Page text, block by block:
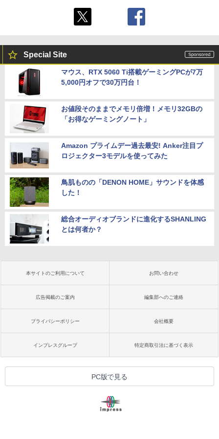
Special Site
マウス、RTX 5060 Ti搭載ゲーミングPCが7万
5,000円オフで30万円台！
お値段そのままでメモリ倍増！メモリ32GBの
「お得なゲーミングノート」
Amazon プライムデー過去最安! Anker注目プ
ロジェクター3モデルを使ってみた
鳥肌ものの「DENON HOME」サウンドを体感
した！
総合オーディオブランドに進化するSHANLING
とは何者か？
本サイトのご利用について お問い合わせ
広告掲載のご案内 編集部へのご連絡
プライバシーポリシー 会社概要
インプレスグループ 特定商取引法に基づく表示
PC版で見る